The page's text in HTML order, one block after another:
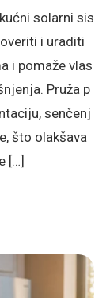
solarni sis
i uraditi
i pomaže vlas
Pruža p
senčenj
što olakšava
[…]